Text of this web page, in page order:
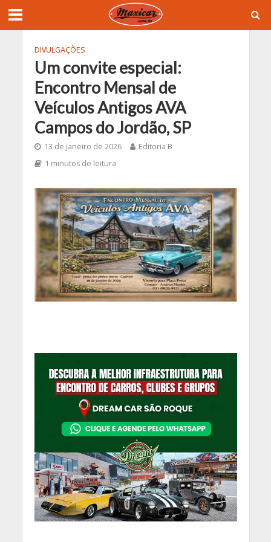
DIVULGAÇÕES
Um convite especial:
Encontro Mensal de
Veículos Antigos AVA
Campos do Jordão, SP
13 de janeiro de 2026
Editoria B
1 minutos de leitura